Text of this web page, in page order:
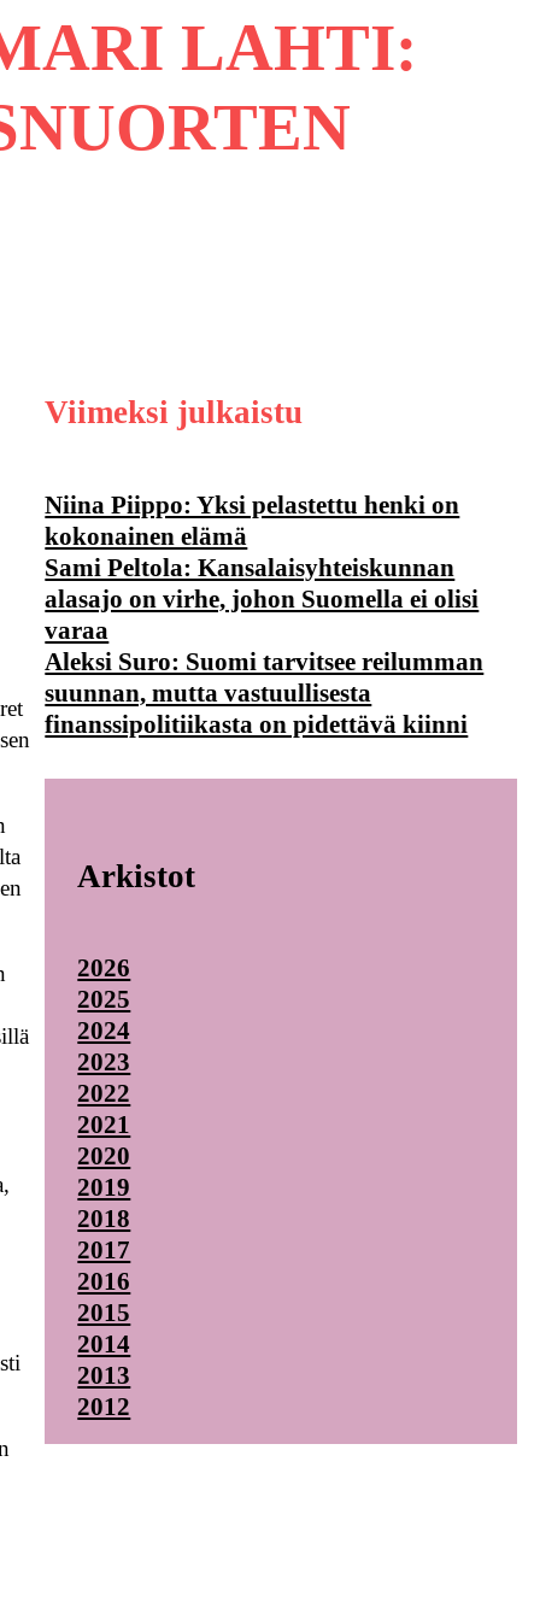
LAHTI:
Viimeksi julkaistu
Niina Piippo: Yksi pelastettu henki on
kokonainen elämä
Sami Peltola: Kansalaisyhteiskunnan
alasajo on virhe, johon Suomella ei olisi
varaa
Aleksi Suro: Suomi tarvitsee reilumman
suunnan, mutta vastuullisesta
finanssipolitiikasta on pidettävä kiinni
Arkistot
2026
2025
2024
2023
2022
2021
2020
2019
2018
2017
2016
2015
2014
2013
2012